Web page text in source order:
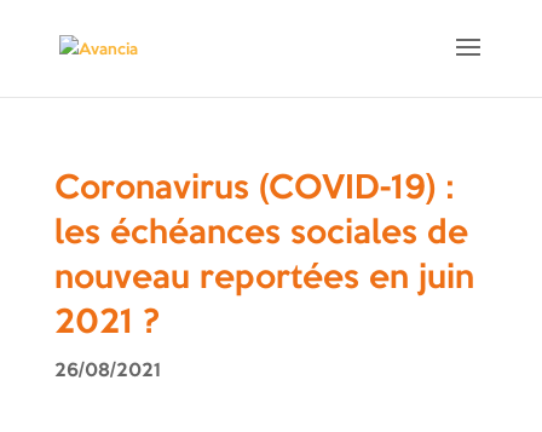
Coronavirus (COVID-19) :
les échéances sociales de
nouveau reportées en juin
2021 ?
26/08/2021